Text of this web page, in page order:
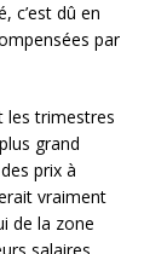
c’est dû en
par
les trimestres
grand
prix à
vraiment
de la zone